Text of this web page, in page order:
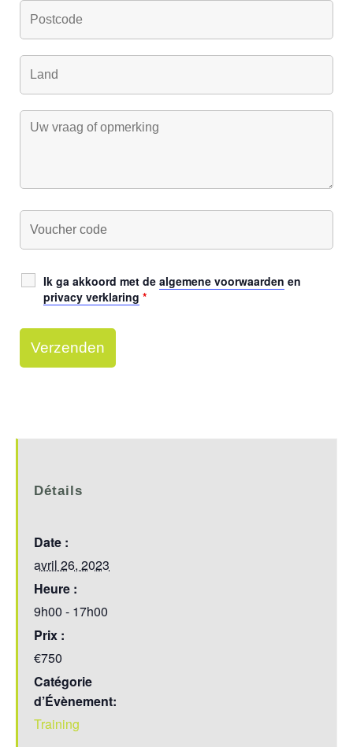
Ik ga akkoord met de algemene voorwaarden en
privacy verklaring *
Détails
Date :
avril 26, 2023
Heure :
9h00 - 17h00
Prix :
€750
Catégorie
d’Évènement:
Training